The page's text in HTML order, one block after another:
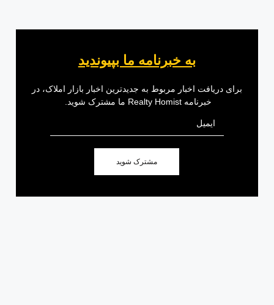
به خبرنامه ما بپیوندید
برای دریافت اخبار مربوط به جدیدترین اخبار بازار املاک، در
خبرنامه Realty Homist ما مشترک شوید.
مشترک شوید